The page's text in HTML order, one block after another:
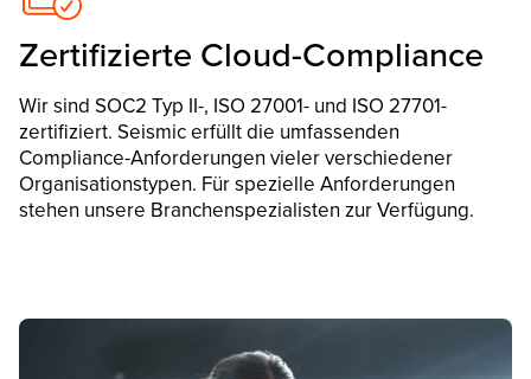
Zertifizierte Cloud-Compliance
Wir sind SOC2 Typ II-, ISO 27001- und ISO 27701-
zertifiziert. Seismic erfüllt die umfassenden
Compliance-Anforderungen vieler verschiedener
Organisationstypen. Für spezielle Anforderungen
stehen unsere Branchenspezialisten zur Verfügung.